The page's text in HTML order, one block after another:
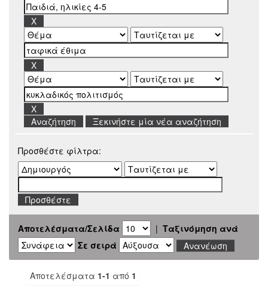
Ξεκινήστε μία νέα αναζήτηση
Προσθέστε φίλτρα:
Αποτελέσματα/Σελίδα | Ταξινόμηση ανά
Σε σειρά
Αποτελέσματα 1-1 από 1